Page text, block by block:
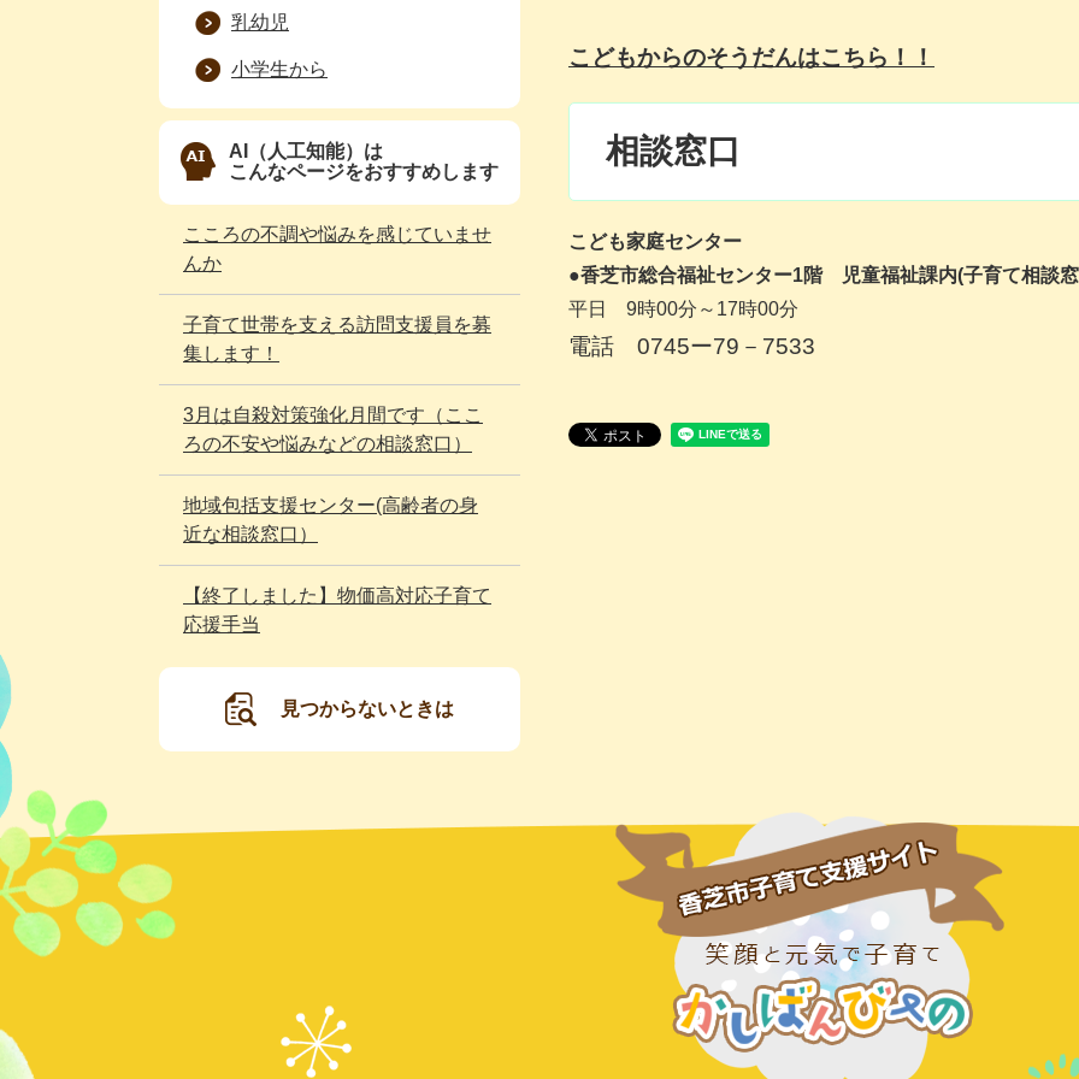
こどもからのそうだんはこちら！！
相談窓口
こども家庭センター
●香芝市総合福祉センター1階 児童福祉課内(子育て相談
平日 9時00分～17時00分
電話 0745ー79－7533
乳幼児
小学生から
AI（人工知能）は
こんなページをおすすめします
こころの不調や悩みを感じていませ
んか
子育て世帯を支える訪問支援員を募
集します！
3月は自殺対策強化月間です（ここ
ろの不安や悩みなどの相談窓口）
地域包括支援センター(高齢者の身
近な相談窓口）
【終了しました】物価高対応子育て
応援手当
見つからないときは